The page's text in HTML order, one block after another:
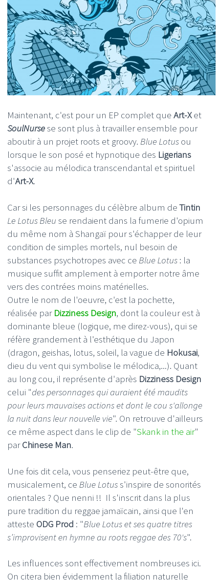
Maintenant, c'est pour un EP complet que Art-Xet
SoulNursese sont plus à travailler ensemble pour
aboutir à un projet roots et groovy. Blue Lotus ou
lorsque le son posé et hypnotique des Ligerians
s'associe au mélodica transcendantal et spirituel
d'Art-X.
Car si les personnages du célèbre album de Tintin
Le Lotus Bleu se rendaient dans la fumerie d'opium
du même nom à Shangaï pour s'échapper de leur
condition de simples mortels, nul besoin de
substances psychotropes avec ce Blue Lotus : la
musique suffit amplement à emporter notre âme
vers des contrées moins matérielles.
Outre le nom de l'oeuvre, c'est la pochette,
réalisée par Dizziness Design, dont la couleur est à
dominante bleue (logique, me direz-vous), qui se
réfère grandement à l'esthétique du Japon
(dragon, geishas, lotus, soleil, la vague de Hokusai,
dieu du vent qui symbolise le mélodica,...). Quant
au long cou, il représente d'après Dizziness Design
celui "des personnages qui auraient été maudits
pour leurs mauvaises actions et dont le cou s'allonge
la nuit dans leur nouvelle vie". On retrouve d'ailleurs
ce même aspect dans le clip de "Skank in the air"
parChinese Man.
Une fois dit cela, vous penseriez peut-être que,
musicalement, ce Blue Lotuss'inspire de sonorités
orientales ? Que nenni !! Il s'inscrit dans la plus
pure tradition du reggae jamaïcain, ainsi que l'en
atteste ODG Prod : "Blue Lotus et ses quatre titres
s’improvisent en hymne au roots reggae des 70's".
Les influences sont effectivement nombreuses ici.
On citera bien évidemment la filiation naturelle